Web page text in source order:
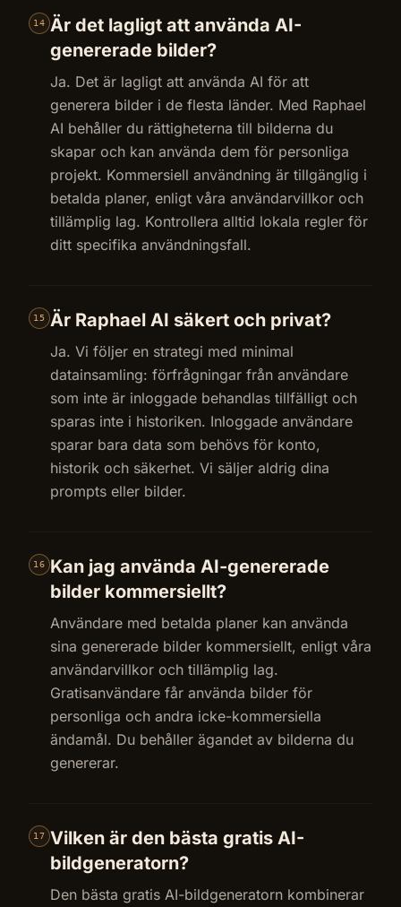
14
Är det lagligt att använda AI-
genererade bilder?
Ja. Det är lagligt att använda AI för att
generera bilder i de flesta länder. Med Raphael
AI behåller du rättigheterna till bilderna du
skapar och kan använda dem för personliga
projekt. Kommersiell användning är tillgänglig i
betalda planer, enligt våra användarvillkor och
tillämplig lag. Kontrollera alltid lokala regler för
ditt specifika användningsfall.
15 Är Raphael AI säkert och privat?
Ja. Vi följer en strategi med minimal
datainsamling: förfrågningar från användare
som inte är inloggade behandlas tillfälligt och
sparas inte i historiken. Inloggade användare
sparar bara data som behövs för konto,
historik och säkerhet. Vi säljer aldrig dina
prompts eller bilder.
16
Kan jag använda AI-genererade
bilder kommersiellt?
Användare med betalda planer kan använda
sina genererade bilder kommersiellt, enligt våra
användarvillkor och tillämplig lag.
Gratisanvändare får använda bilder för
personliga och andra icke-kommersiella
ändamål. Du behåller ägandet av bilderna du
genererar.
17 Vilken är den bästa gratis AI-
bildgeneratorn?
Den bästa gratis AI-bildgeneratorn kombinerar